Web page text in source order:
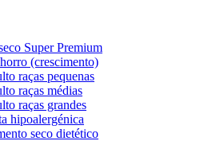
Super Premium
(crescimento)
raças pequenas
raças médias
raças grandes
hipoalergénica
seco dietético